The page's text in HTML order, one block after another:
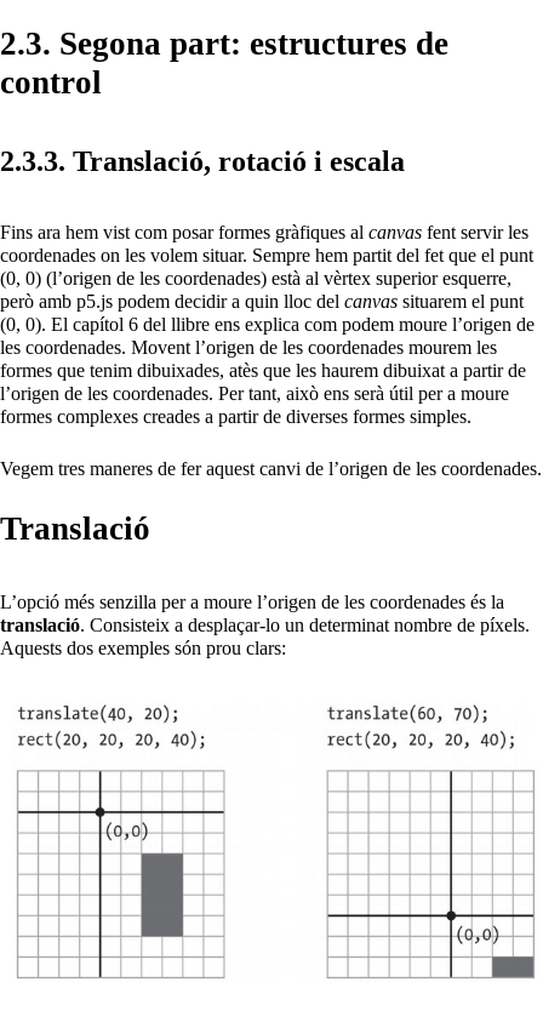
2.3. Segona part: estructures de
control
2.3.3. Translació, rotació i escala
Fins ara hem vist com posar formes gràfiques al canvas fent servir les
coordenades on les volem situar. Sempre hem partit del fet que el punt
(0, 0) (l’origen de les coordenades) està al vèrtex superior esquerre,
però amb p5.js podem decidir a quin lloc del canvas situarem el punt
(0, 0). El capítol 6 del llibre ens explica com podem moure l’origen de
les coordenades. Movent l’origen de les coordenades mourem les
formes que tenim dibuixades, atès que les haurem dibuixat a partir de
l’origen de les coordenades. Per tant, això ens serà útil per a moure
formes complexes creades a partir de diverses formes simples.
Vegem tres maneres de fer aquest canvi de l’origen de les coordenades.
Translació
L’opció més senzilla per a moure l’origen de les coordenades és la
translació. Consisteix a desplaçar-lo un determinat nombre de píxels.
Aquests dos exemples són prou clars: